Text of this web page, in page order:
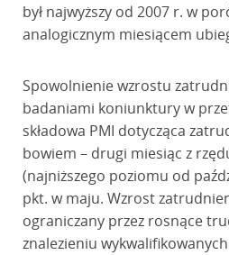
był najwyższy od 2007 r. w
analogicznym miesiącem
Spowolnienie wzrostu
badaniami koniunktury w
składowa PMI dotycząca
bowiem – drugi miesiąc z
(najniższego poziomu od
pkt. w maju. Wzrost
ograniczany przez rosnące
znalezieniu